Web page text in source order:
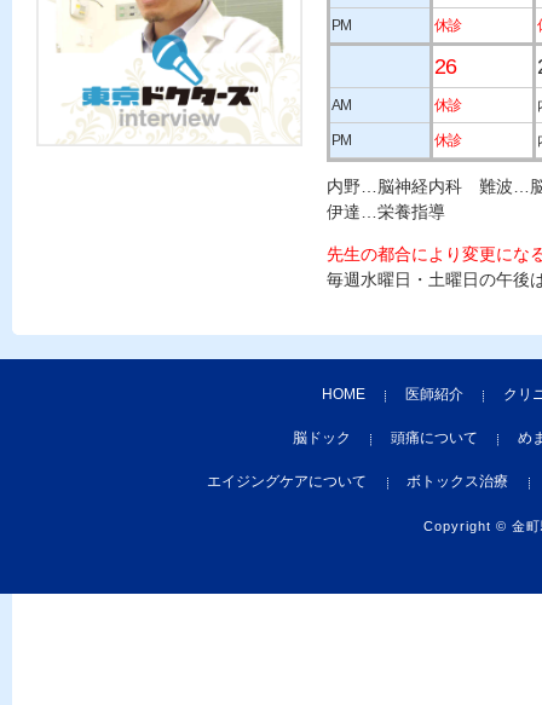
PM 休診
26
AM 休診
PM 休診
内野…脳神経内科 難波…
伊達…栄養指導
先生の都合により変更にな
毎週水曜日・土曜日の午後
HOME 医師紹介 クリ
脳ドック 頭痛について め
エイジングケアについて ボトックス治療
Copyright © 金